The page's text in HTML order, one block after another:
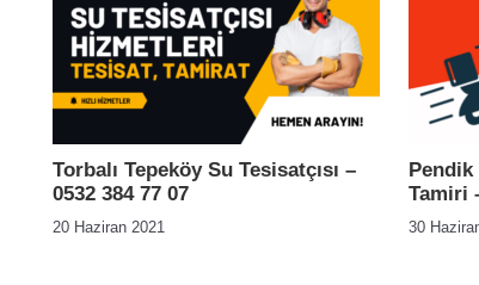
Torbalı Tepeköy Su Tesisatçısı –
0532 384 77 07
20 Haziran 2021
Pendik
Tamiri
30